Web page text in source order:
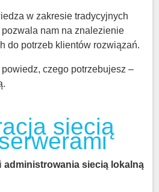
w zakresie tradycyjnych
pozwala nam na znalezienie
do potrzeb klientów rozwiązań.
czego potrzebujesz –
siecią
administrowania siecią lokalną